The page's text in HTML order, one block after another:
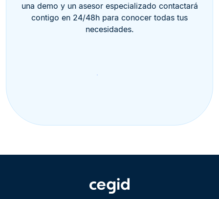
una demo y un asesor especializado contactará
contigo en 24/48h para conocer todas tus
necesidades.